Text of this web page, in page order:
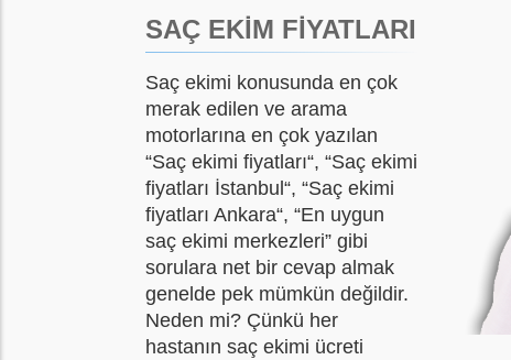
SAÇ EKİM FİYATLARI
Saç ekimi konusunda en çok
merak edilen ve arama
motorlarına en çok yazılan
“Saç ekimi fiyatları“, “Saç ekimi
fiyatları İstanbul“, “Saç ekimi
fiyatları Ankara“, “En uygun
saç ekimi merkezleri” gibi
sorulara net bir cevap almak
genelde pek mümkün değildir.
Neden mi? Çünkü her
hastanın saç ekimi ücreti